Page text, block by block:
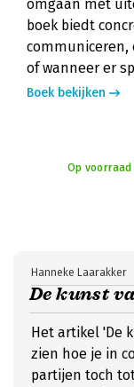
omgaan met
boek biedt
communiceren,
of wanneer er
Boek bekijken
Op
De kunst
Hanneke Laarakker
Het artikel 'De
zien hoe je in
partijen toch